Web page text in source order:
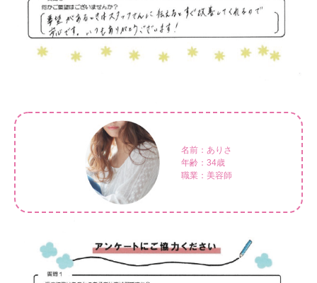
名前：ありさ
年齢：34歳
職業：美容師